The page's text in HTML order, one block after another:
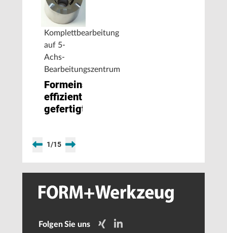
Komplettbearbeitung
auf 5-
Achs-
Bearbeitungszentrum
Formeinsätze
effizient
gefertigt
1/15
Folgen Sie uns